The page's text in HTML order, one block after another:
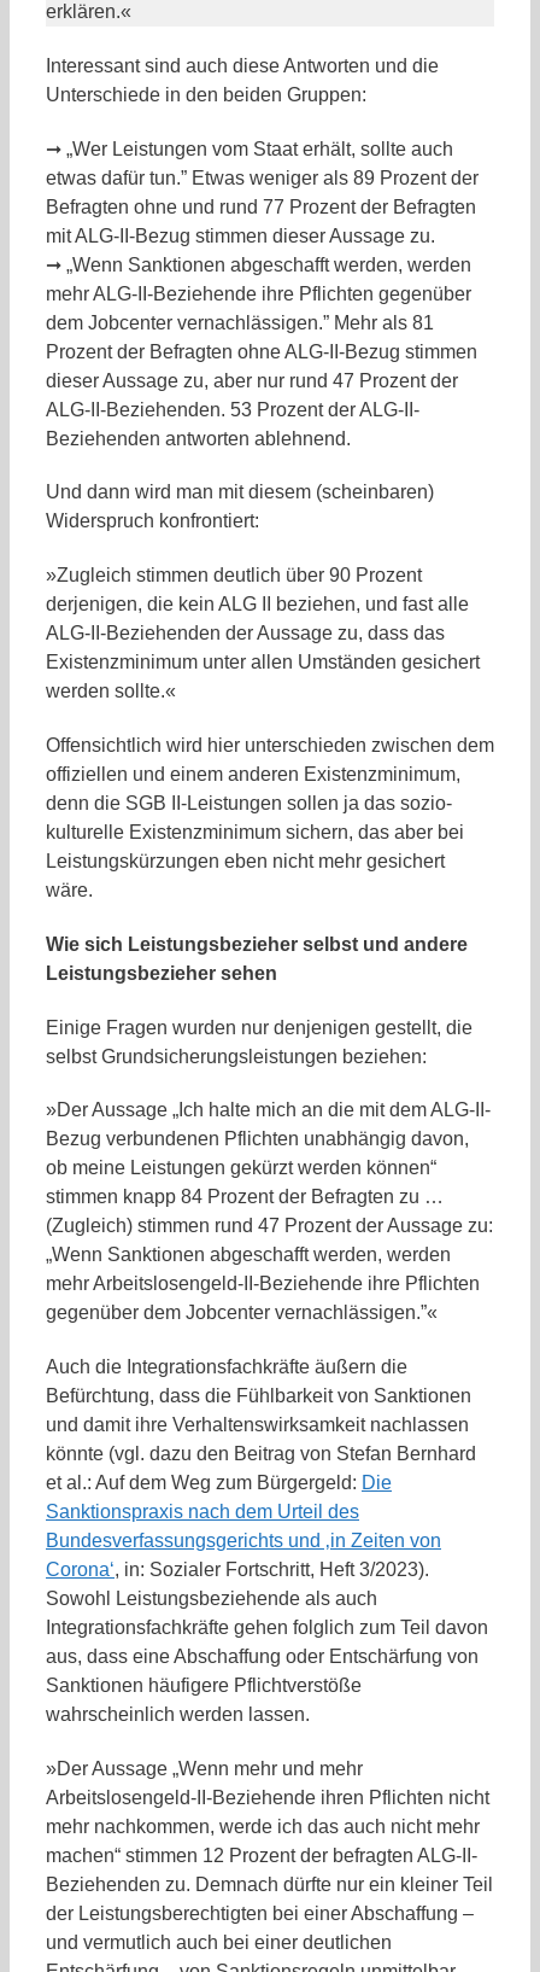
erklären.«
Interessant sind auch diese Antworten und die
Unterschiede in den beiden Gruppen:
➞ „Wer Leistungen vom Staat erhält, sollte auch
etwas dafür tun.” Etwas weniger als 89 Prozent der
Befragten ohne und rund 77 Prozent der Befragten
mit ALG-II-Bezug stimmen dieser Aussage zu.
➞ „Wenn Sanktionen abgeschafft werden, werden
mehr ALG-II-Beziehende ihre Pflichten gegenüber
dem Jobcenter vernachlässigen.” Mehr als 81
Prozent der Befragten ohne ALG-II-Bezug stimmen
dieser Aussage zu, aber nur rund 47 Prozent der
ALG-II-Beziehenden. 53 Prozent der ALG-II-
Beziehenden antworten ablehnend.
Und dann wird man mit diesem (scheinbaren)
Widerspruch konfrontiert:
»Zugleich stimmen deutlich über 90 Prozent
derjenigen, die kein ALG II beziehen, und fast alle
ALG-II-Beziehenden der Aussage zu, dass das
Existenzminimum unter allen Umständen gesichert
werden sollte.«
Offensichtlich wird hier unterschieden zwischen dem
offiziellen und einem anderen Existenzminimum,
denn die SGB II-Leistungen sollen ja das sozio-
kulturelle Existenzminimum sichern, das aber bei
Leistungskürzungen eben nicht mehr gesichert
wäre.
Wie sich Leistungsbezieher selbst und andere
Leistungsbezieher sehen
Einige Fragen wurden nur denjenigen gestellt, die
selbst Grundsicherungsleistungen beziehen:
»Der Aussage „Ich halte mich an die mit dem ALG-II-
Bezug verbundenen Pflichten unabhängig davon,
ob meine Leistungen gekürzt werden können“
stimmen knapp 84 Prozent der Befragten zu …
(Zugleich) stimmen rund 47 Prozent der Aussage zu:
„Wenn Sanktionen abgeschafft werden, werden
mehr Arbeitslosengeld-II-Beziehende ihre Pflichten
gegenüber dem Jobcenter vernachlässigen.”«
Auch die Integrationsfachkräfte äußern die
Befürchtung, dass die Fühlbarkeit von Sanktionen
und damit ihre Verhaltenswirksamkeit nachlassen
könnte (vgl. dazu den Beitrag von Stefan Bernhard
et al.: Auf dem Weg zum Bürgergeld: Die
Sanktionspraxis nach dem Urteil des
Bundesverfassungsgerichts und ‚in Zeiten von
Corona‘, in: Sozialer Fortschritt, Heft 3/2023).
Sowohl Leistungsbeziehende als auch
Integrationsfachkräfte gehen folglich zum Teil davon
aus, dass eine Abschaffung oder Entschärfung von
Sanktionen häufigere Pflichtverstöße
wahrscheinlich werden lassen.
»Der Aussage „Wenn mehr und mehr
Arbeitslosengeld-II-Beziehende ihren Pflichten nicht
mehr nachkommen, werde ich das auch nicht mehr
machen“ stimmen 12 Prozent der befragten ALG-II-
Beziehenden zu. Demnach dürfte nur ein kleiner Teil
der Leistungsberechtigten bei einer Abschaffung –
und vermutlich auch bei einer deutlichen